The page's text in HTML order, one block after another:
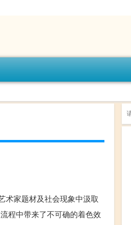
术家题材及社会现象中汲取
程中带来了不可确的着色效